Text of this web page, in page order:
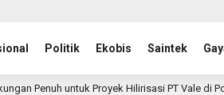
Politik Ekobis Saintek
Proyek Hilirisasi PT Vale di Pomalaa